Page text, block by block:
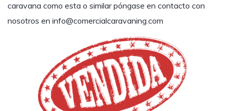
caravana como esta o similar póngase en contacto con
nosotros en info@comercialcaravaning.com